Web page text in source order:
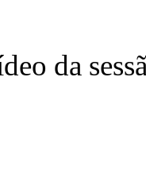
da